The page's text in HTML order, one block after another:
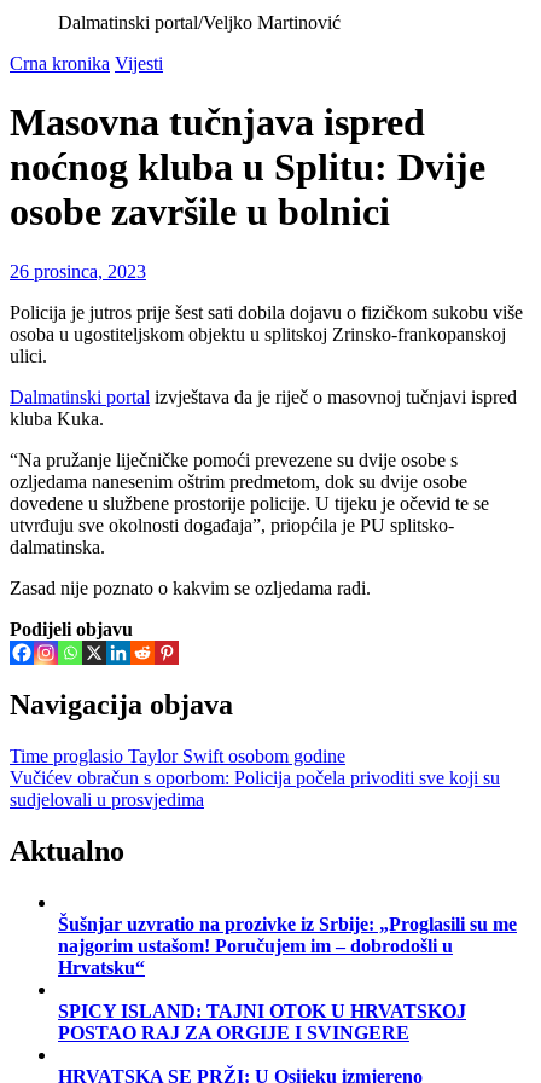
Dalmatinski portal/Veljko Martinović
Crna kronika Vijesti
Masovna tučnjava ispred
noćnog kluba u Splitu: Dvije
osobe završile u bolnici
26 prosinca, 2023
Policija je jutros prije šest sati dobila dojavu o fizičkom sukobu više
osoba u ugostiteljskom objektu u splitskoj Zrinsko-frankopanskoj
ulici.
Dalmatinski portal izvještava da je riječ o masovnoj tučnjavi ispred
kluba Kuka.
“Na pružanje liječničke pomoći prevezene su dvije osobe s
ozljedama nanesenim oštrim predmetom, dok su dvije osobe
dovedene u službene prostorije policije. U tijeku je očevid te se
utvrđuju sve okolnosti događaja”, priopćila je PU splitsko-
dalmatinska.
Zasad nije poznato o kakvim se ozljedama radi.
Podijeli objavu
Navigacija objava
Time proglasio Taylor Swift osobom godine
Vučićev obračun s oporbom: Policija počela privoditi sve koji su
sudjelovali u prosvjedima
Aktualno
Šušnjar uzvratio na prozivke iz Srbije: „Proglasili su me
najgorim ustašom! Poručujem im – dobrodošli u
Hrvatsku“
SPICY ISLAND: TAJNI OTOK U HRVATSKOJ
POSTAO RAJ ZA ORGIJE I SVINGERE
HRVATSKA SE PRŽI: U Osijeku izmjereno